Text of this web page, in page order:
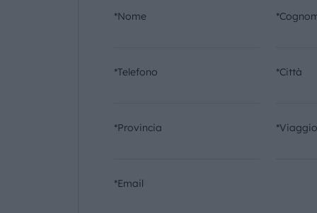
*Nome
*Telefono *Città
*Provincia *Viaggio
*Email